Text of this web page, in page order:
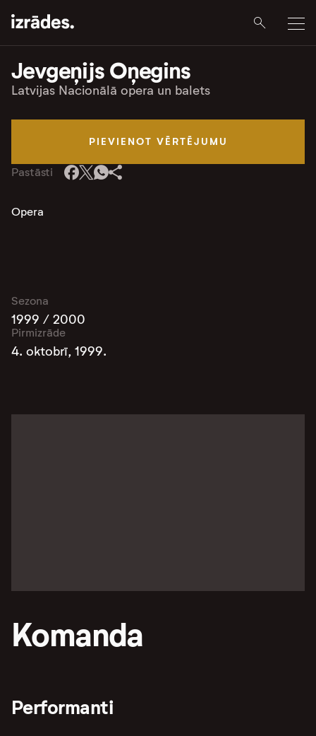
Jevgeņijs Oņegins
Latvijas Nacionālā opera un balets
PIEVIENOT VĒRTĒJUMU
Pastāsti
Opera
Sezona
1999 / 2000
Pirmizrāde
4. oktobrī, 1999.
Komanda
Performanti